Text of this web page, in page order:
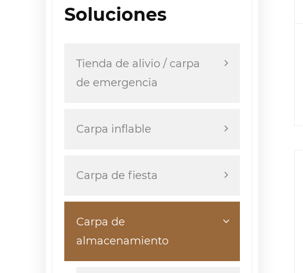
Soluciones
Tienda de alivio / carpa
de emergencia
Carpa inflable
Carpa de fiesta
Carpa de
almacenamiento